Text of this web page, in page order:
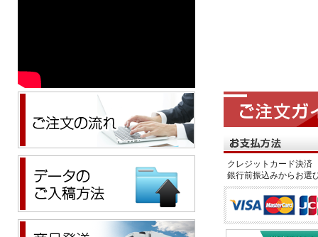
クレジットカード決
銀行前振込みからお選